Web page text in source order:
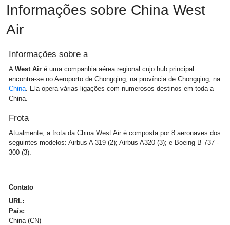
Informações sobre China West
Air
Informações sobre a
A West Air é uma companhia aérea regional cujo hub principal
encontra-se no Aeroporto de Chongqing, na província de Chongqing, na
China. Ela opera várias ligações com numerosos destinos em toda a
China.
Frota
Atualmente, a frota da China West Air é composta por 8 aeronaves dos
seguintes modelos: Airbus A 319 (2); Airbus A320 (3); e Boeing B-737 -
300 (3).
Contato
URL:
País:
China (CN)